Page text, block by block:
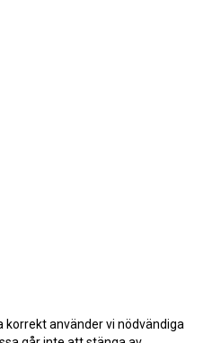
korrekt använder vi nödvändiga